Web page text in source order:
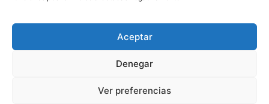
Aceptar
Denegar
Ver preferencias